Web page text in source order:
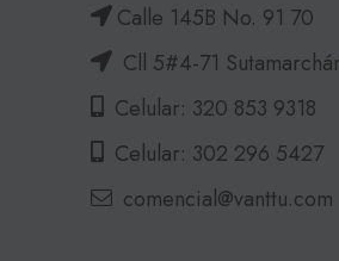
Calle 145B No. 91 70
Cll 5#4-71
Celular: 320 853 9318
Celular: 302 296 5427
comencial@vanttu.com